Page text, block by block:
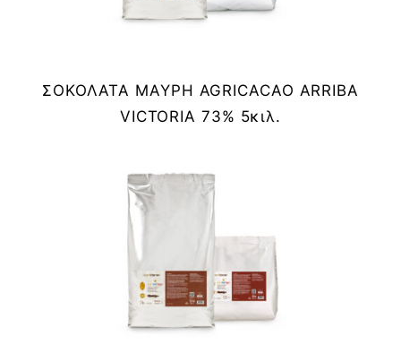
ΣΟΚΟΛΑΤΑ ΜΑΥΡΗ AGRICACAO ARRIBA
VICTORIA 73% 5κιλ.